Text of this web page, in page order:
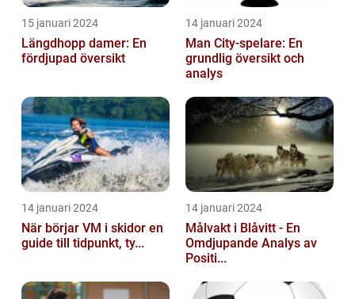
15 januari 2024
Längdhopp damer: En
fördjupad översikt
14 januari 2024
Man City-spelare: En
grundlig översikt och
analys
14 januari 2024
När börjar VM i skidor en
guide till tidpunkt, ty...
14 januari 2024
Målvakt i Blåvitt - En
Omdjupande Analys av
Positi...